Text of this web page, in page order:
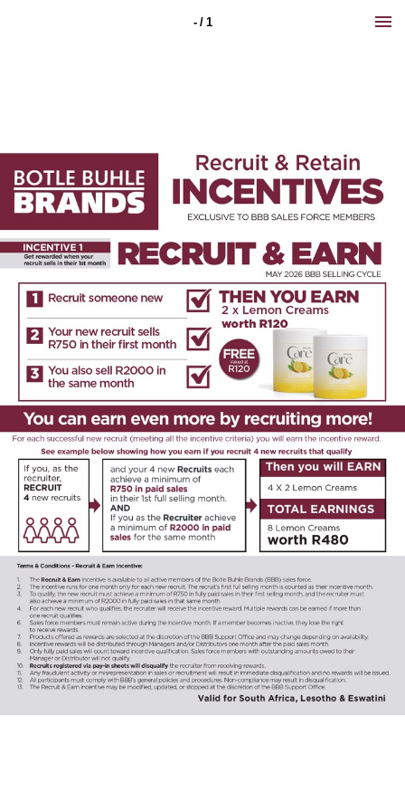
- / 1